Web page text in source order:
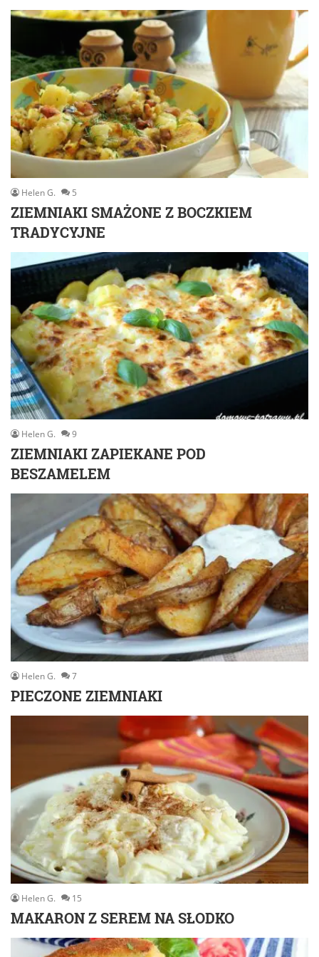
Helen G. 5
ZIEMNIAKI SMAŻONE Z BOCZKIEM
TRADYCYJNE
Helen G. 9
ZIEMNIAKI ZAPIEKANE POD
BESZAMELEM
Helen G. 7
PIECZONE ZIEMNIAKI
Helen G. 15
MAKARON Z SEREM NA SŁODKO